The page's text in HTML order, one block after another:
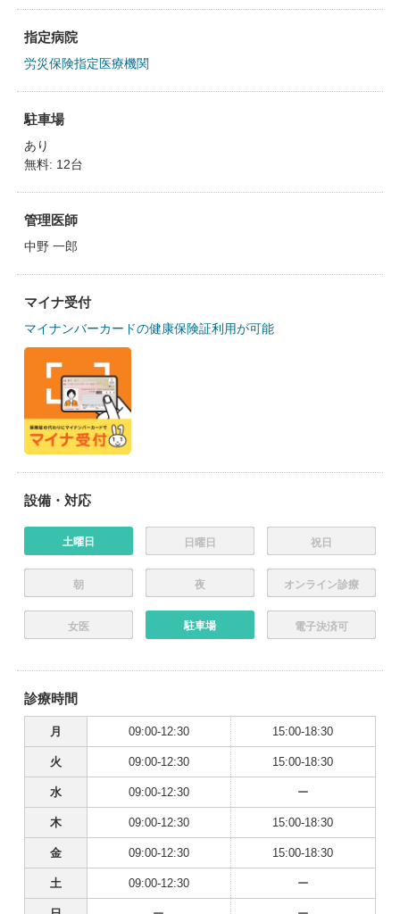
指定病院
労災保険指定医療機関
駐車場
あり
無料: 12台
管理医師
中野 一郎
マイナ受付
マイナンバーカードの健康保険証利用が可能
設備・対応
土曜日 日曜日 祝日
朝 夜 オンライン診療
女医 駐車場 電子決済可
診療時間
月 09:00-12:30 15:00-18:30
火 09:00-12:30 15:00-18:30
水 09:00-12:30 ー
木 09:00-12:30 15:00-18:30
金 09:00-12:30 15:00-18:30
土 09:00-12:30 ー